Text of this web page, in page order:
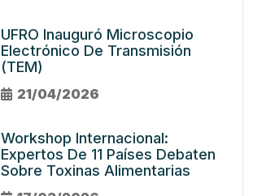
UFRO Inauguró Microscopio
Electrónico De Transmisión
(TEM)
21/04/2026
Workshop Internacional:
Expertos De 11 Países Debaten
Sobre Toxinas Alimentarias